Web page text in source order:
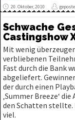
20. Oktober, 2010
Schwache
Castingshow
Mit wenig
verbliebenen
Fast durch die Bank
abgeliefert.
der durch einen
‚Summer Breeze‘
den Schatten stellte.
viel.